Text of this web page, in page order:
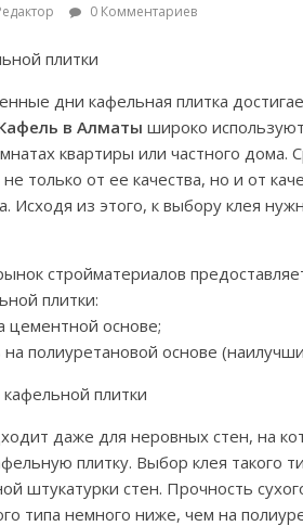
0 Комментариев
плитки
дни кафельная плитка
в Алматы широко
квартиры или частного дома.
не только от ее качества, но и от
Исходя из этого, к выбору клея
стройматериалов
плитки:
цементной основе;
на полиуретановой основе
плитки
даже для неровных стен, на
плитку. Выбор клея такого
штукатурки стен. Прочность
типа немного ниже, чем на